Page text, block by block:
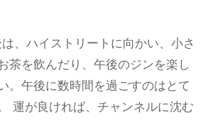
、ハイストリートに向かい、小さ
茶を飲んだり、午後のジンを楽し
。午後に数時間を過ごすのはとて
運が良ければ、チャンネルに沈む